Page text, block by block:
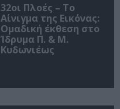
32οι Πλοές – Το
Αίνιγμα της Εικόνας:
Ομαδική έκθεση στο
Ίδρυμα Π. & Μ.
Κυδωνιέως